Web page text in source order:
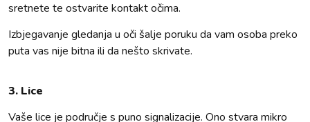
sretnete te ostvarite kontakt očima.
Izbjegavanje gledanja u oči šalje poruku da vam osoba preko
puta vas nije bitna ili da nešto skrivate.
3. Lice
Vaše lice je područje s puno signalizacije. Ono stvara mikro